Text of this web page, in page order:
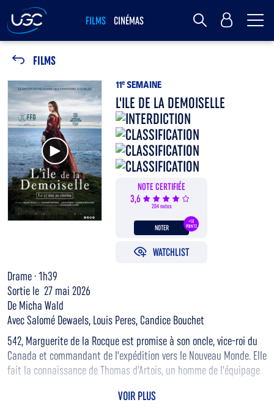
FILMS CINÉMAS MY UGC
FILMS
Voir la bande annonce
11e SEMAINE
L'ILE DE LA DEMOISELLE
NOTE CERTIFIÉE
3,6
204 notes
+10
POINTS
NOTER
WATCHLIST
Drame · 1h39
Sortie le 27 mai 2026
De Micha Wald
Avec Salomé Dewaels, Louis Peres, Candice Bouchet
542, Marguerite de la Rocque est promise à son oncle, vice-roi du
Canada et commandant de l'expédition vers le Nouveau Monde. Elle
fait la connaissance de Thomas d'Artois, un homme de l'équipage
pleine traversée, Marguerite est abandonnée sur une île déserte
VOIR PLUS